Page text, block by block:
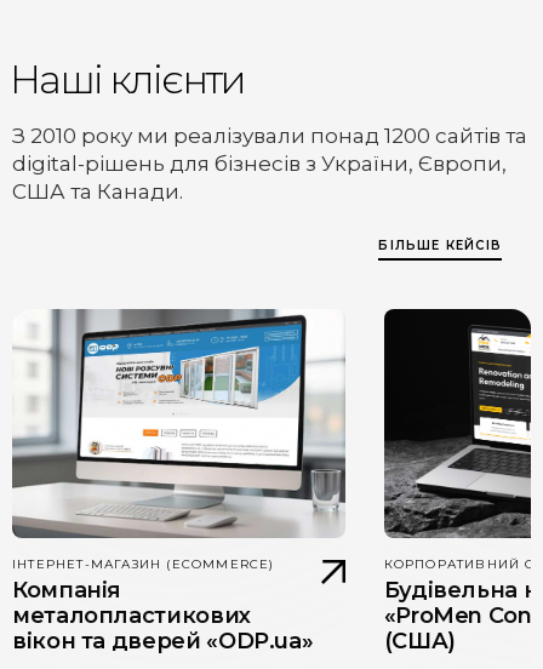
Наші клієнти
З 2010 року ми реалізували понад 1200 сайтів та
digital-рішень для бізнесів з України, Європи,
США та Канади.
БІЛЬШЕ КЕЙСІВ
ІНТЕРНЕТ-МАГАЗИН (ECOMMERCE)
Компанія
металопластикових
вікон та дверей «ODP.ua»
КОРПОРАТИВНИЙ
Будівельна
«ProMen
(США)